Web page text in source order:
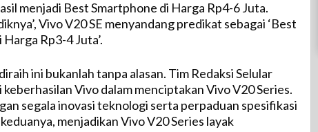
menjadi Best Smartphone di Harga Rp4-6 Juta.
Vivo V20 SE menyandang predikat sebagai ‘Best
Harga Rp3-4 Juta’.
ini bukanlah tanpa alasan. Tim Redaksi Selular
Vivo dalam menciptakan Vivo V20 Series.
segala inovasi teknologi serta perpaduan spesifikasi
menjadikan Vivo V20 Series layak